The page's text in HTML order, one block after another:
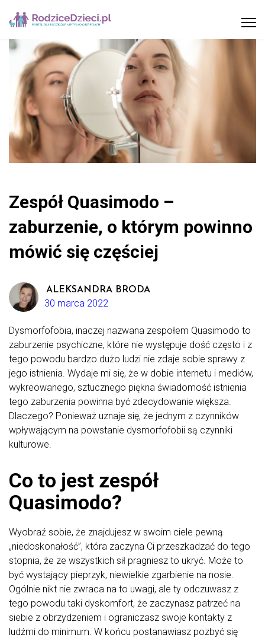
Zespół Quasimodo –
zaburzenie, o którym powinno
mówić się częściej
ALEKSANDRA BRODA
30 marca 2022
Dysmorfofobia, inaczej nazwana zespołem Quasimodo to
zaburzenie psychiczne, które nie występuje dość często i z
tego powodu bardzo dużo ludzi nie zdaje sobie sprawy z
jego istnienia. Wydaje mi się, że w dobie internetu i mediów,
wykreowanego, sztucznego piękna świadomość istnienia
tego zaburzenia powinna być zdecydowanie większa.
Dlaczego? Ponieważ uznaje się, że jednym z czynników
wpływającym na powstanie dysmorfofobii są czynniki
kulturowe.
Co to jest zespół
Quasimodo?
Wyobraź sobie, że znajdujesz w swoim ciele pewną
„niedoskonałość”, która zaczyna Ci przeszkadzać do tego
stopnia, że ze wszystkich sił pragniesz to ukryć. Może to
być wystający pieprzyk, niewielkie zgarbienie na nosie.
Ogólnie nikt nie zwraca na to uwagi, ale ty odczuwasz z
tego powodu taki dyskomfort, że zaczynasz patrzeć na
siebie z obrzydzeniem i ograniczasz swoje kontakty z
ludźmi do minimum. W końcu postanawiasz pozbyć się